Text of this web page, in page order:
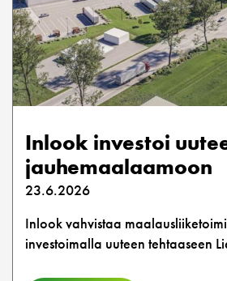
Inlook investoi
jauhemaalaamoon
23.6.2026
Inlook vahvistaa
investoimalla uuteen tehtaaseen